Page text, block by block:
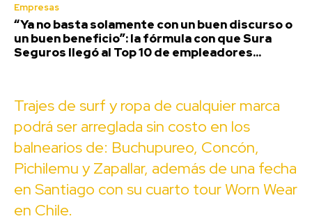
Empresas
“Ya no basta solamente con un buen discurso o
un buen beneficio”: la fórmula con que Sura
Seguros llegó al Top 10 de empleadores...
Trajes de surf y ropa de cualquier marca
podrá ser arreglada sin costo en los
balnearios de: Buchupureo, Concón,
Pichilemu y Zapallar, además de una fecha
en Santiago con su cuarto tour Worn Wear
en Chile.